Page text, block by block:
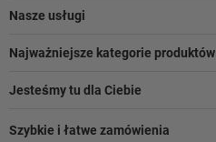
Nasze usługi
Najważniejsze kategorie produktów
Jesteśmy tu dla Ciebie
Szybkie i łatwe zamówienia